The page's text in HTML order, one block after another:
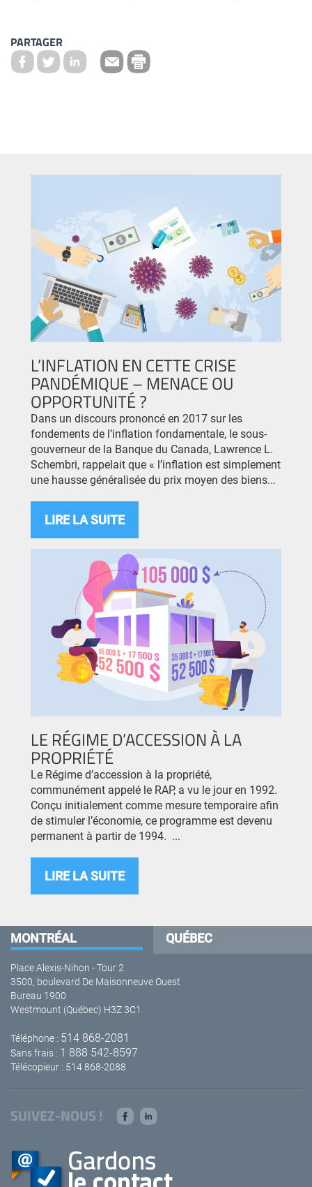
PARTAGER
L’INFLATION EN CETTE CRISE
PANDÉMIQUE – MENACE OU
OPPORTUNITÉ ?
Dans un discours prononcé en 2017 sur les
fondements de l’inflation fondamentale, le sous-
gouverneur de la Banque du Canada, Lawrence L.
Schembri, rappelait que « l’inflation est simplement
une hausse généralisée du prix moyen des biens...
LIRE LA SUITE
LE RÉGIME D’ACCESSION À LA
PROPRIÉTÉ
Le Régime d’accession à la propriété,
communément appelé le RAP, a vu le jour en 1992.
Conçu initialement comme mesure temporaire afin
de stimuler l’économie, ce programme est devenu
permanent à partir de 1994. ...
LIRE LA SUITE
MONTRÉAL QUÉBEC
Place Alexis-Nihon - Tour 2
3500, boulevard De Maisonneuve Ouest
Bureau 1900
Westmount (Québec) H3Z 3C1
Téléphone : 514 868-2081
Sans frais : 1 888 542-8597
Télécopieur : 514 868-2088
SUIVEZ-NOUS !